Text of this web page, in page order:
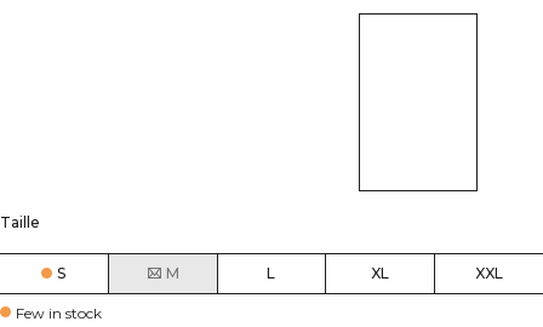
Taille
S M L XL XXL
Few in stock